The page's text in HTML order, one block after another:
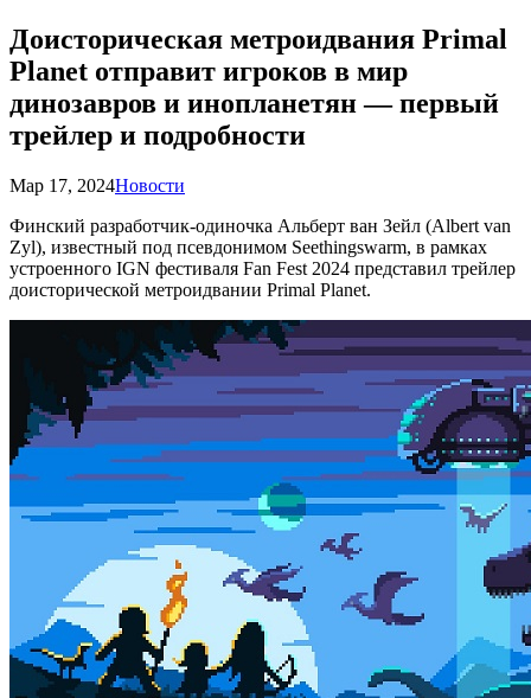
Доисторическая метроидвания Primal
Planet отправит игроков в мир
динозавров и инопланетян — первый
трейлер и подробности
Мар 17, 2024Новости
Финский разработчик-одиночка Альберт ван Зейл (Albert van
Zyl), известный под псевдонимом Seethingswarm, в рамках
устроенного IGN фестиваля Fan Fest 2024 представил трейлер
доисторической метроидвании Primal Planet.